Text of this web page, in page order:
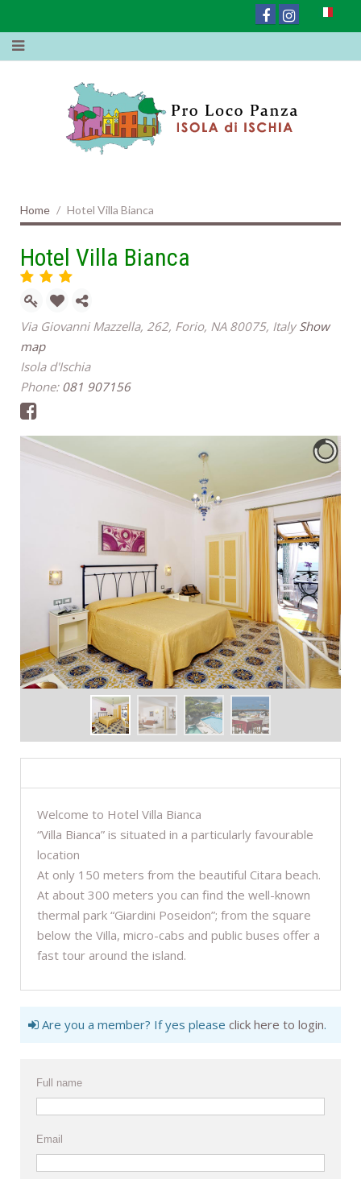
Home Hotel Villa Bianca
Hotel Villa Bianca
Via Giovanni Mazzella, 262, Forio, NA 80075, Italy Show
map
Isola d'Ischia
Phone: 081 907156
Welcome to Hotel Villa Bianca
“Villa Bianca” is situated in a particularly favourable
location
At only 150 meters from the beautiful Citara beach.
At about 300 meters you can find the well-known
thermal park “Giardini Poseidon”; from the square
below the Villa, micro-cabs and public buses offer a
fast tour around the island.
Are you a member? If yes please click here to login.
Full name
Email